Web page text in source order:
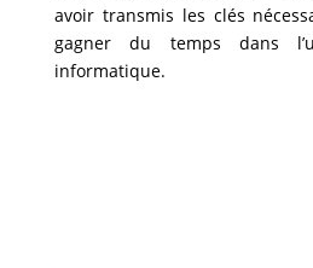
avoir transmis les clés
gagner du temps dans
informatique.